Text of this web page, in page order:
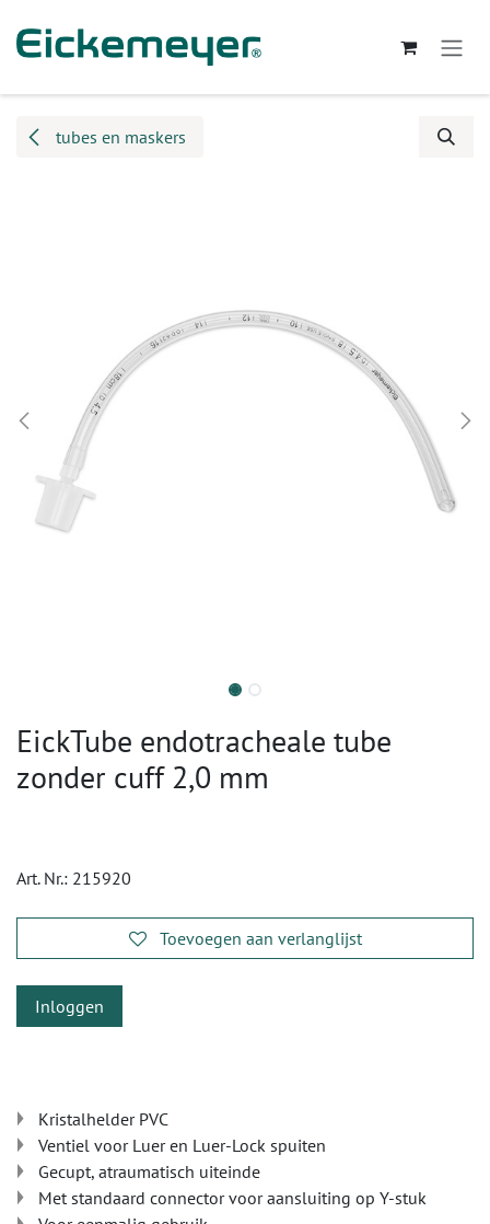
tubes en maskers
EickTube endotracheale tube
zonder cuff 2,0 mm
Art. Nr.: 215920
Toevoegen aan verlanglijst
Inloggen
Kristalhelder PVC
Ventiel voor Luer en Luer-Lock spuiten
Gecupt, atraumatisch uiteinde
Met standaard connector voor aansluiting op Y-stuk